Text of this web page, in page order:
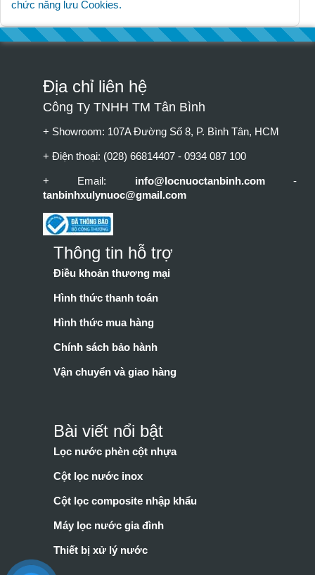
chức năng lưu Cookies.
Địa chỉ liên hệ
Công Ty TNHH TM Tân Bình
+ Showroom: 107A Đường Số 8, P. Bình Tân, HCM
+ Điện thoại: (028) 66814407 - 0934 087 100
+ Email: info@locnuoctanbinh.com -
tanbinhxulynuoc@gmail.com
Thông tin hỗ trợ
Điều khoản thương mại
Hình thức thanh toán
Hình thức mua hàng
Chính sách bảo hành
Vận chuyển và giao hàng
Bài viết nổi bật
Lọc nước phèn cột nhựa
Cột lọc nước inox
Cột lọc composite nhập khẩu
Máy lọc nước gia đình
Thiết bị xử lý nước